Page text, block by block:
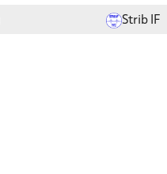
Strib IF